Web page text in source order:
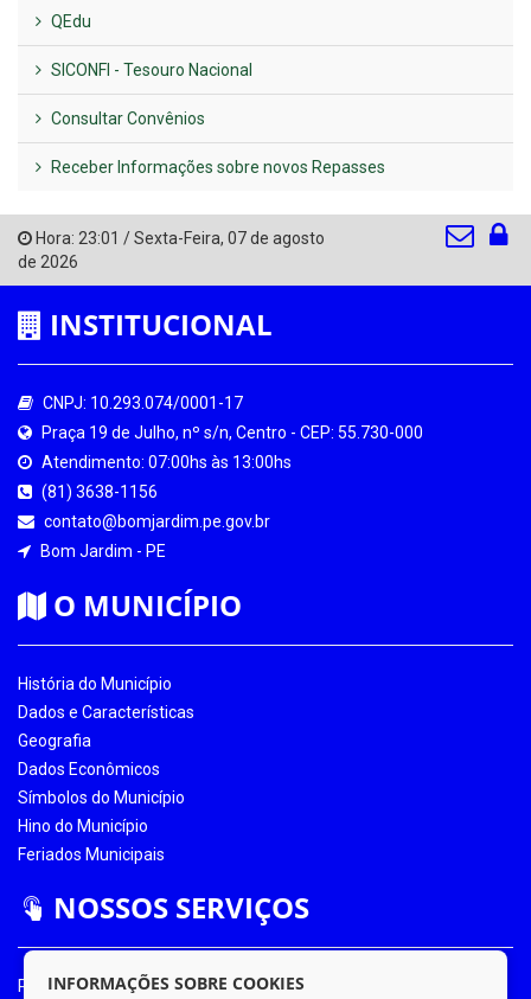
QEdu
SICONFI - Tesouro Nacional
Consultar Convênios
Receber Informações sobre novos Repasses
Hora: 23:01 /Sexta-Feira, 07 de agosto
de 2026
INSTITUCIONAL
CNPJ: 10.293.074/0001-17
Praça 19 de Julho, nº s/n, Centro - CEP: 55.730-000
Atendimento: 07:00hs às 13:00hs
(81) 3638-1156
contato@bomjardim.pe.gov.br
Bom Jardim - PE
O MUNICÍPIO
História do Município
Dados e Características
Geografia
Dados Econômicos
Símbolos do Município
Hino do Município
Feriados Municipais
NOSSOS SERVIÇOS
Portal da Transparência
INFORMAÇÕES SOBRE COOKIES